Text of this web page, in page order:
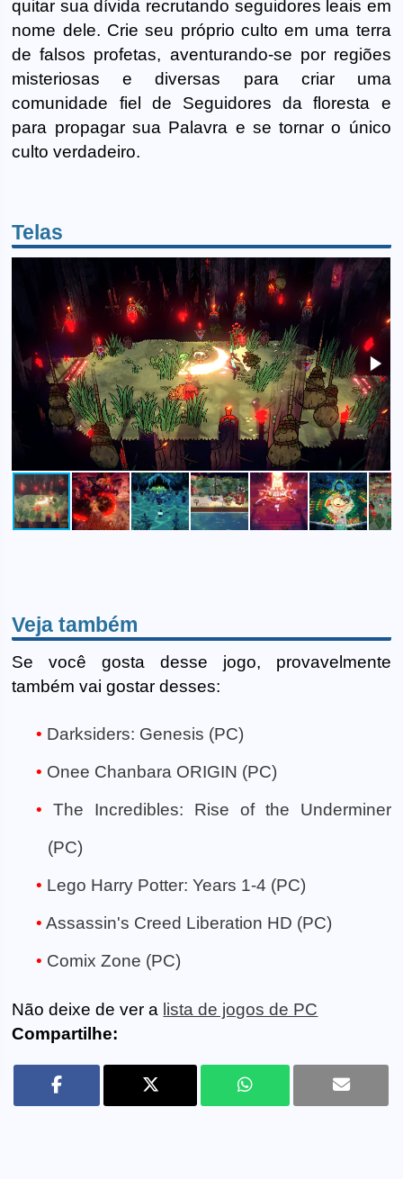
quitar sua dívida recrutando seguidores leais em
nome dele. Crie seu próprio culto em uma terra
de falsos profetas, aventurando-se por regiões
misteriosas e diversas para criar uma
comunidade fiel de Seguidores da floresta e
para propagar sua Palavra e se tornar o único
culto verdadeiro.
Telas
Veja também
Se você gosta desse jogo, provavelmente
também vai gostar desses:
Darksiders: Genesis (PC)
Onee Chanbara ORIGIN (PC)
The Incredibles: Rise of the Underminer
(PC)
Lego Harry Potter: Years 1-4 (PC)
Assassin's Creed Liberation HD (PC)
Comix Zone (PC)
Não deixe de ver a lista de jogos de PC
Compartilhe: